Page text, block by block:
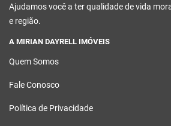
Ajudamos você a ter qualidade de vida
e região.
A MIRIAN DAYRELL IMÓVEIS
Quem Somos
Fale Conosco
Política de Privacidade